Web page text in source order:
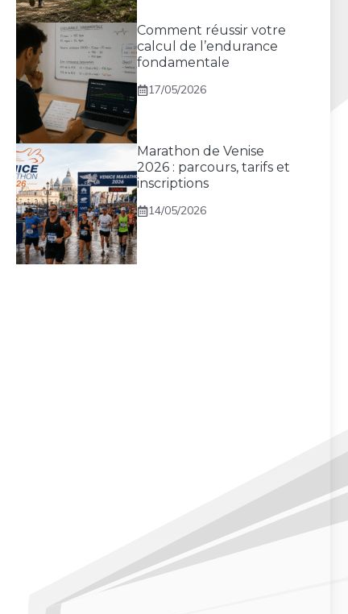
Comment réussir votre
calcul de l’endurance
fondamentale
17/05/2026
Marathon de Venise
2026 : parcours, tarifs et
inscriptions
14/05/2026